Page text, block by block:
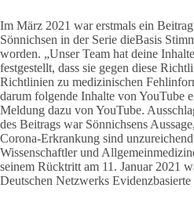
Im März 2021 war erstmals ein
Sönnichsen in der Serie dieBasis
worden. „Unser Team hat deine
festgestellt, dass sie gegen diese
Richtlinien zu medizinischen
darum folgende Inhalte von YouTube
Meldung dazu von YouTube.
des Beitrags war Sönnichsens
Corona-Erkrankung sind
Wissenschaftler und
seinem Rücktritt am 11. Januar 2021
Deutschen Netzwerks